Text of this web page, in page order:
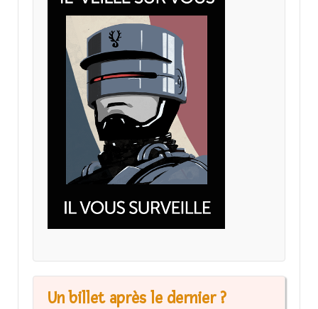
Un billet après le dernier ?